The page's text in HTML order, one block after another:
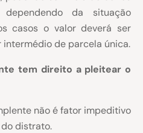
da situação
casos o valor deverá ser
de parcela única.
tem direito a pleitear o
não é fator impeditivo
distrato.